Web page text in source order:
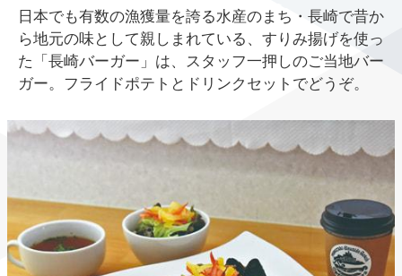
日本でも有数の漁獲量を誇る水産のまち・長崎で昔か
ら地元の味として親しまれている、すりみ揚げを使っ
た「長崎バーガー」は、スタッフ一押しのご当地バー
ガー。フライドポテトとドリンクセットでどうぞ。